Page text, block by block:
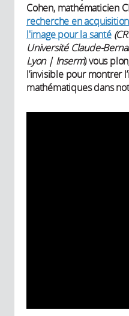
Cohen, mathématicien
recherche en
l'image pour la santé
Université Claude-
Lyon | Inserm) vous
l’invisible pour montrer
mathématiques dans